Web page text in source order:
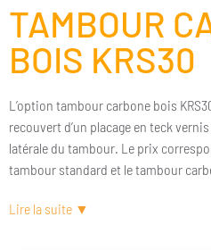
TAMBOUR
BOIS KRS30
L’option tambour carbone bois
recouvert d’un placage en teck
latérale du tambour. Le prix
tambour standard et le tambour